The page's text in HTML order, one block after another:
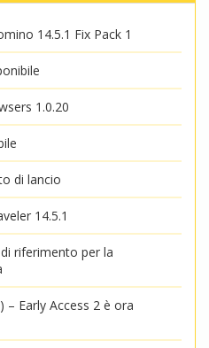
14.5.1 Fix Pack 1
1.0.20
di lancio
14.5.1
di riferimento per la
– Early Access 2 è ora